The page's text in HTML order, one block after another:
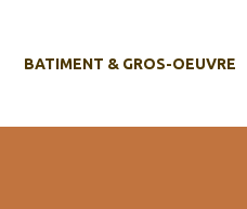
BATIMENT & GROS-OEUVRE